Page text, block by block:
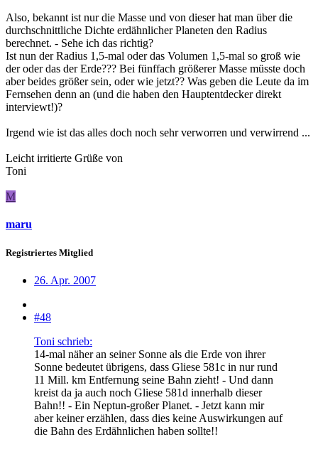
Also, bekannt ist nur die Masse und von dieser hat man über die
durchschnittliche Dichte erdähnlicher Planeten den Radius
berechnet. - Sehe ich das richtig?
Ist nun der Radius 1,5-mal oder das Volumen 1,5-mal so groß wie
der oder das der Erde??? Bei fünffach größerer Masse müsste doch
aber beides größer sein, oder wie jetzt?? Was geben die Leute da im
Fernsehen denn an (und die haben den Hauptentdecker direkt
interviewt!)?
Irgend wie ist das alles doch noch sehr verworren und verwirrend ...
Leicht irritierte Grüße von
Toni
M
maru
Registriertes Mitglied
26. Apr. 2007
#48
Toni schrieb:
14-mal näher an seiner Sonne als die Erde von ihrer
Sonne bedeutet übrigens, dass Gliese 581c in nur rund
11 Mill. km Entfernung seine Bahn zieht! - Und dann
kreist da ja auch noch Gliese 581d innerhalb dieser
Bahn!! - Ein Neptun-großer Planet. - Jetzt kann mir
aber keiner erzählen, dass dies keine Auswirkungen auf
die Bahn des Erdähnlichen haben sollte!!